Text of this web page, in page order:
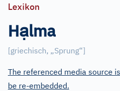
Lexikon
Hạlma
[griechisch, „Sprung“]
The referenced media source
be re-embedded.